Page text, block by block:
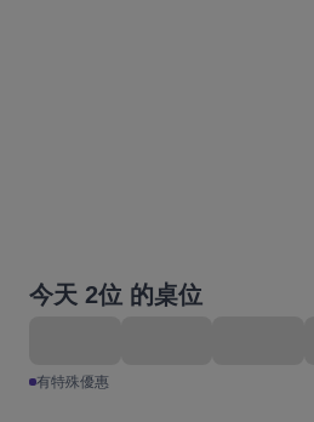
今天 2位 的桌位
有特殊優惠